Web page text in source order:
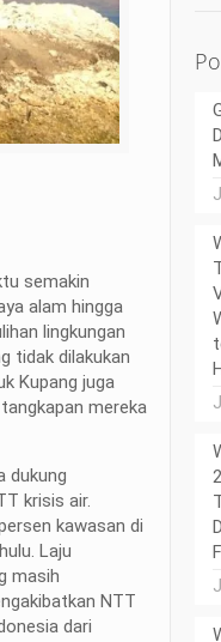
semakin
alam hingga
lingkungan
tidak dilakukan
Kupang juga
mereka
dukung
krisis air.
kawasan di
Laju
masih
NTT
dari